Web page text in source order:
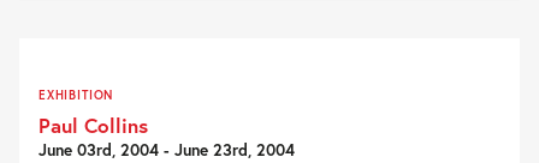
EXHIBITION
Paul Collins
June 03rd, 2004 - June 23rd, 2004